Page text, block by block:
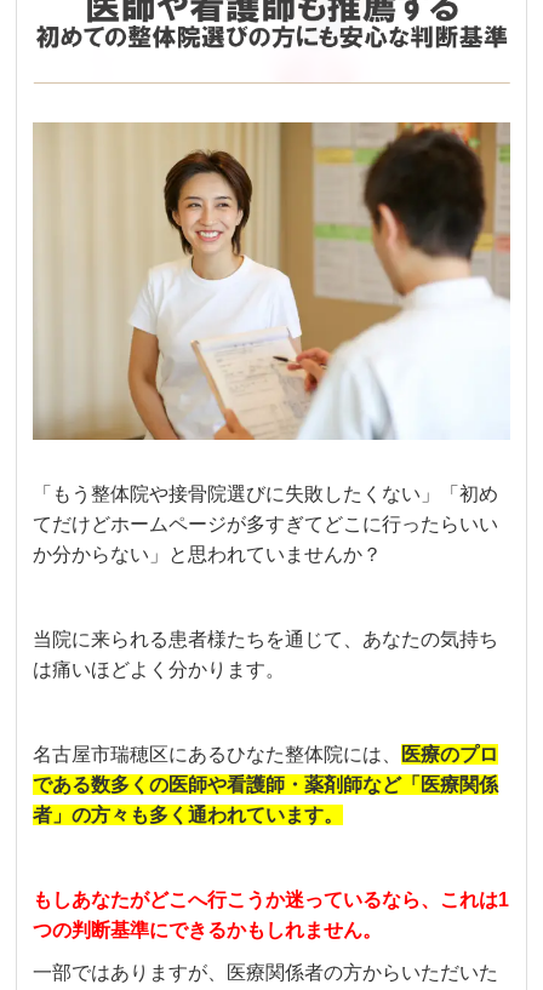
「もう整体院や接骨院選びに失敗したくない」「初め
てだけどホームページが多すぎてどこに行ったらいい
か分からない」と思われていませんか？
当院に来られる患者様たちを通じて、あなたの気持ち
は痛いほどよく分かります。
名古屋市瑞穂区にあるひなた整体院には、
医療のプロ
である数多くの医師や看護師・薬剤師など「医療関係
者」の方々も多く通われています。
もしあなたがどこへ行こうか迷っているなら、これは1
つの判断基準にできるかもしれません。
一部ではありますが、医療関係者の方からいただいた